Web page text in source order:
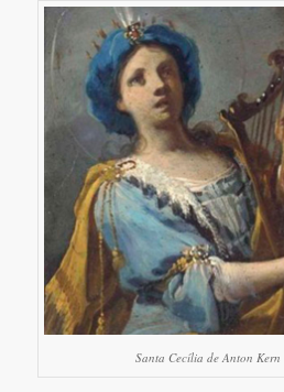
Santa Cecília de Anton Kern